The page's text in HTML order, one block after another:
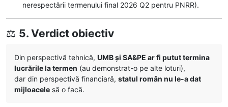
nerespectării termenului final 2026 Q2 pentru PNRR).
⚖️ 5. Verdict obiectiv
Din perspectivă tehnică, UMB și SA&PE ar fi putut termina
lucrările la termen (au demonstrat-o pe alte loturi),
dar din perspectivă financiară, statul român nu le-a dat
mijloacele să o facă.